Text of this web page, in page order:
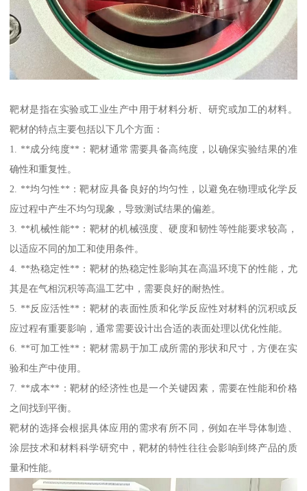
靶材是指在实验或工业生产中用于材料分析、研究或加工的材料。
靶材的特点主要包括以下几个方面：
1. **成分纯度**：靶材通常需要具备高纯度，以确保实验结果的准
确性和重复性。
2. **均匀性**：靶材应具备良好的均匀性，以避免在物理或化学反
应过程中产生不均匀现象，导致测试结果的偏差。
3. **机械性能**：靶材的机械强度、硬度和韧性等性能要求较高，
以适应不同的加工和使用条件。
4. **热稳定性**：靶材的热稳定性影响其在高温环境下的性能，尤
其是在气相沉积等高温工艺中，需要良好的耐热性。
5. **反应活性**：靶材的表面性质和化学反应性对材料的沉积或反
应过程有重要影响，通常需要设计出合适的表面处理以优化性能。
6. **可加工性**：靶材需易于加工成所需的形状和尺寸，方便在实
验和生产中使用。
7. **成本**：靶材的经济性也是一个关键因素，需要在性能和价格
之间找到平衡。
靶材的选择会根据具体应用的需求有所不同，例如在半导体制造、
涂层技术和材料科学研究中，靶材的特性往往会影响到终产品的质
量和性能。